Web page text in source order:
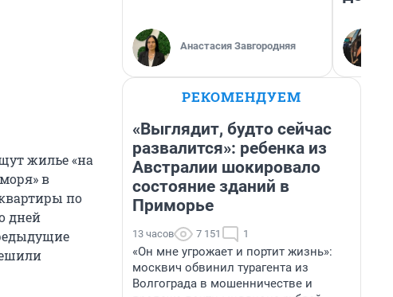
жилье «на
в
по
дней
Анастасия Завгородняя
РЕКОМЕНДУЕМ
«Выглядит, будто сейчас
развалится»: ребенка из
Австралии шокировало
состояние зданий в
Приморье
13 часов 7 151 1
«Он мне угрожает и портит жизнь»:
москвич обвинил турагента из
Волгограда в мошенничестве и